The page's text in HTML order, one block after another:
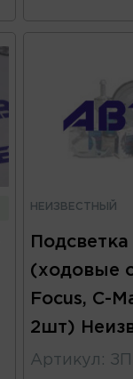
НЕИЗВЕСТНЫЙ
(ходовые
Focus, C-
2шт)
Артикул :